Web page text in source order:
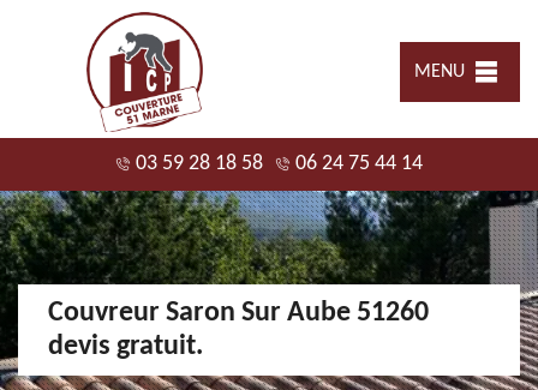
MENU
03 59 28 18 58 06 24 75 44 14
Couvreur Saron Sur Aube 51260
devis gratuit.